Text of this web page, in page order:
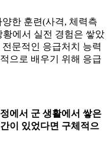
한 훈련(사격, 체력측
에서 실전 경험은 쌓았
문적인 응급처치 능력
으로 배우기 위해 응급
에서 군 생활에서 쌓은
이 있었다면 구체적으